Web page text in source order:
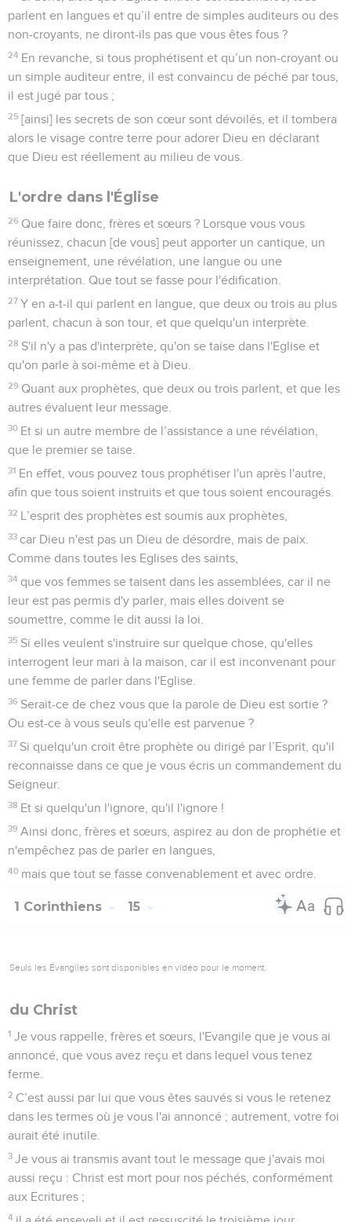
parlent en langues et qu’il entre de simples auditeurs ou des
non-croyants, ne diront-ils pas que vous êtes fous ?
24 En revanche, si tous prophétisent et qu’un non-croyant ou
un simple auditeur entre, il est convaincu de péché par tous,
il est jugé par tous ;
25 [ainsi] les secrets de son cœur sont dévoilés, et il tombera
alors le visage contre terre pour adorer Dieu en déclarant
que Dieu est réellement au milieu de vous.
L'ordre dans l'Église
26 Que faire donc, frères et sœurs ? Lorsque vous vous
réunissez, chacun [de vous] peut apporter un cantique, un
enseignement, une révélation, une langue ou une
interprétation. Que tout se fasse pour l'édification.
27 Y en a-t-il qui parlent en langue, que deux ou trois au plus
parlent, chacun à son tour, et que quelqu'un interprète.
28 S'il n'y a pas d'interprète, qu'on se taise dans l'Eglise et
qu'on parle à soi-même et à Dieu.
29 Quant aux prophètes, que deux ou trois parlent, et que les
autres évaluent leur message.
30 Et si un autre membre de l’assistance a une révélation,
que le premier se taise.
31 En effet, vous pouvez tous prophétiser l'un après l'autre,
afin que tous soient instruits et que tous soient encouragés.
32 L’esprit des prophètes est soumis aux prophètes,
33 car Dieu n'est pas un Dieu de désordre, mais de paix.
Comme dans toutes les Eglises des saints,
34 que vos femmes se taisent dans les assemblées, car il ne
leur est pas permis d'y parler, mais elles doivent se
soumettre, comme le dit aussi la loi.
35 Si elles veulent s'instruire sur quelque chose, qu'elles
interrogent leur mari à la maison, car il est inconvenant pour
une femme de parler dans l'Eglise.
36 Serait-ce de chez vous que la parole de Dieu est sortie ?
Ou est-ce à vous seuls qu'elle est parvenue ?
37 Si quelqu'un croit être prophète ou dirigé par l’Esprit, qu'il
reconnaisse dans ce que je vous écris un commandement du
Seigneur.
38 Et si quelqu'un l'ignore, qu'il l'ignore !
39 Ainsi donc, frères et sœurs, aspirez au don de prophétie et
n'empêchez pas de parler en langues,
40 mais que tout se fasse convenablement et avec ordre.
1 Corinthiens 15
Seuls les Évangiles sont disponibles en vidéo pour le moment.
du Christ
1 Je vous rappelle, frères et sœurs, l'Evangile que je vous ai
annoncé, que vous avez reçu et dans lequel vous tenez
ferme.
2 C’est aussi par lui que vous êtes sauvés si vous le retenez
dans les termes où je vous l'ai annoncé ; autrement, votre foi
aurait été inutile.
3 Je vous ai transmis avant tout le message que j'avais moi
aussi reçu : Christ est mort pour nos péchés, conformément
aux Ecritures ;
4